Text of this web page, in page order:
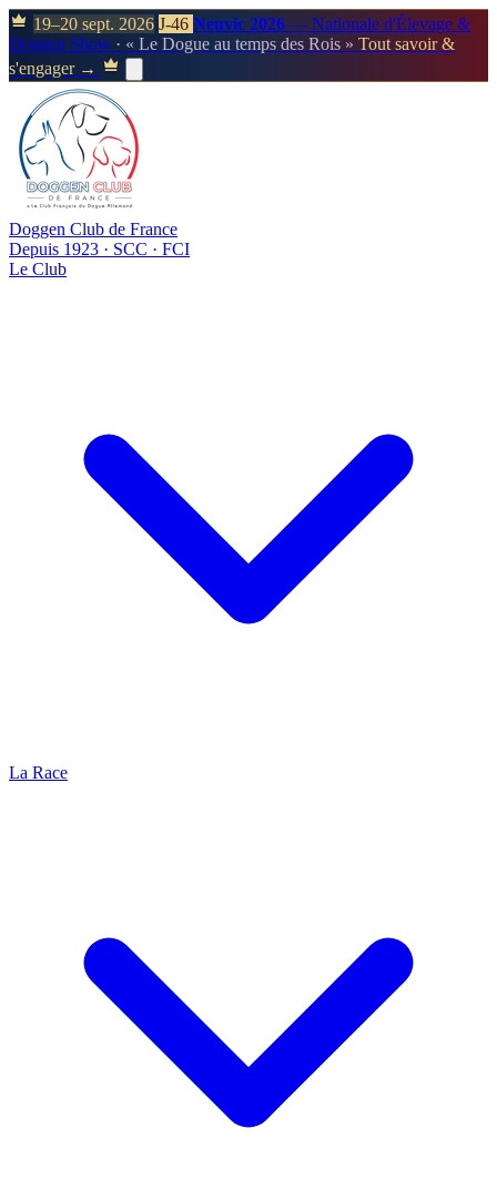
19–20 sept. 2026 J-46 Neuvic 2026 — Nationale d'Élevage &
Doggen Show · « Le Dogue au temps des Rois » Tout savoir &
s'engager →
Doggen Club de France
Depuis 1923 · SCC · FCI
Le Club
La Race